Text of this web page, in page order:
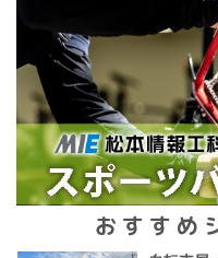
おすすめ